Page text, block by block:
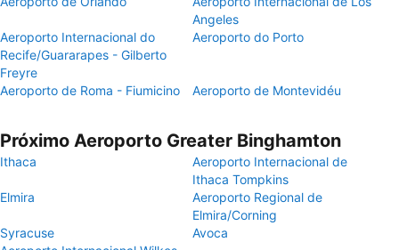
Angeles
Aeroporto Internacional do
Recife/Guararapes - Gilberto
Freyre
Aeroporto do Porto
Aeroporto de Roma - Fiumicino Aeroporto de Montevidéu
Próximo Aeroporto Greater Binghamton
Ithaca
Aeroporto Internacional de
Ithaca Tompkins
Elmira
Aeroporto Regional de
Elmira/Corning
Syracuse
Avoca